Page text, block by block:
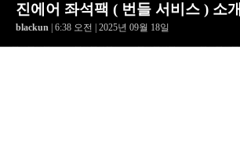
진에어 좌석팩 ( 번들 서비스 ) 소개
blackun | 6:38 오전 | 2025년 09월 18일